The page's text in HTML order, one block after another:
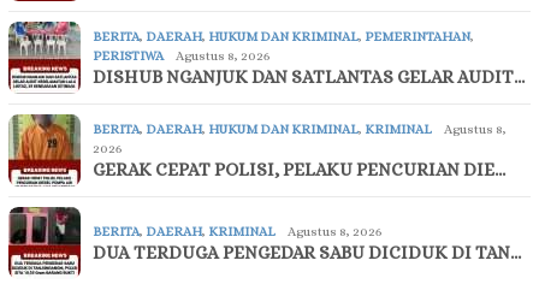
BERITA, DAERAH, HUKUM DAN KRIMINAL, PEMERINTAHAN,
PERISTIWA
Agustus 8, 2026
DISHUB NGANJUK DAN SATLANTAS GELAR AUDIT…
BERITA, DAERAH, HUKUM DAN KRIMINAL, KRIMINAL
Agustus 8,
2026
GERAK CEPAT POLISI, PELAKU PENCURIAN DIE…
BERITA, DAERAH, KRIMINAL Agustus 8, 2026
DUA TERDUGA PENGEDAR SABU DICIDUK DI TAN…